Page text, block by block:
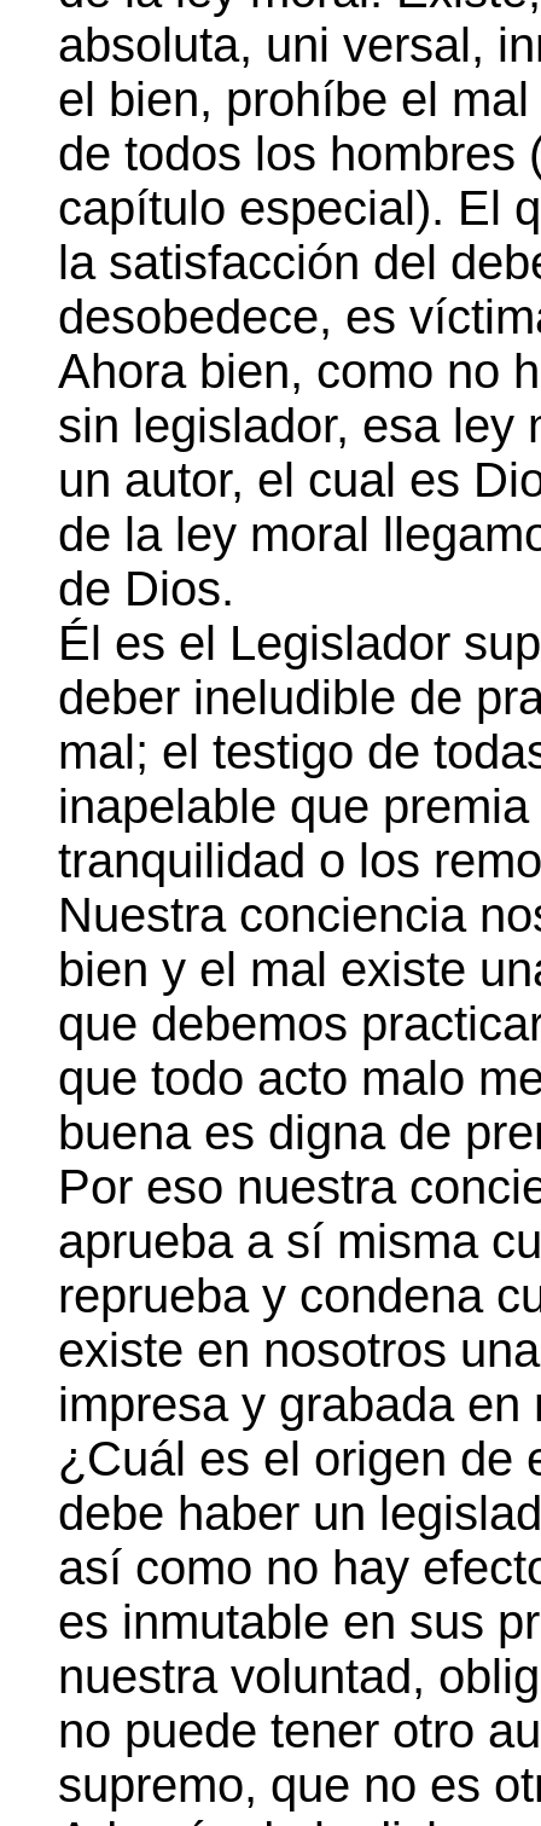
absoluta, uni versal,
el bien, prohíbe el
de todos los hombres
capítulo especial). El
la satisfacción del
desobedece, es
Ahora bien, como no
sin legislador, esa ley
un autor, el cual es
de la ley moral
de Dios.
Él es el Legislador
deber ineludible de
mal; el testigo de
inapelable que
tranquilidad o los
Nuestra conciencia
bien y el mal existe
que debemos
que todo acto malo
buena es digna de
Por eso nuestra
aprueba a sí misma
reprueba y condena
existe en nosotros
impresa y grabada
¿Cuál es el origen de
debe haber un
así como no hay
es inmutable en sus
nuestra voluntad,
no puede tener otro
supremo, que no es